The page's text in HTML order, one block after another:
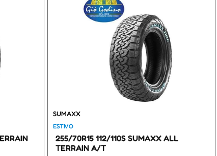
SUMAXX
ESTIVO
255/70R15 112/110S SUMAXX ALL
TERRAIN A/T